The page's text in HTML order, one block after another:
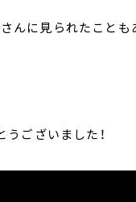
に見られたことも
とうございました！